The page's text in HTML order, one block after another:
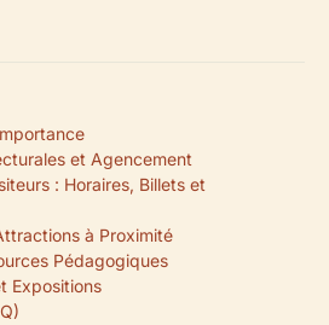
et Agencement
: Horaires, Billets et
à Proximité
Pédagogiques
Expositions